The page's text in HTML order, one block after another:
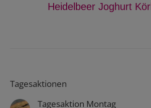
Heidelbeer Joghurt
Tagesaktionen
Tagesaktion Montag